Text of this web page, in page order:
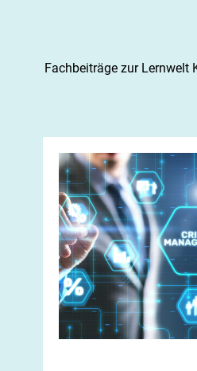
Fachbeiträge zur Lernwelt
managen
& Aktuelles